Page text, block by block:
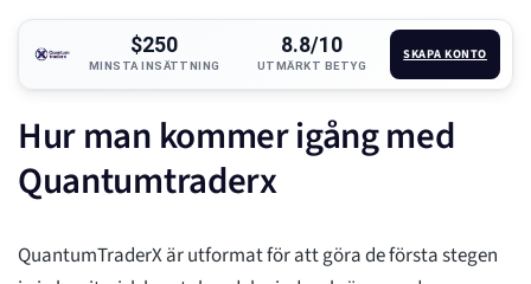
$250
MINSTA INSÄTTNING
8.8/10
UTMÄRKT BETYG
SKAPA KONTO
Hur man kommer igång med
Quantumtraderx
QuantumTraderX är utformat för att göra de första stegen